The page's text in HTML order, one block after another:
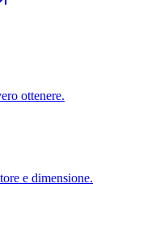
ottenere.
e dimensione.